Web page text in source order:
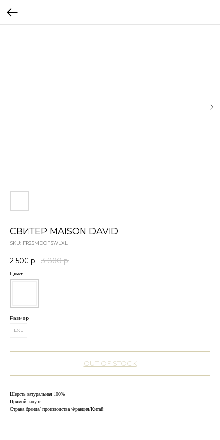
СВИТЕР MAISON DAVID
SKU: FR25MDOFSWLXL
2 500 р. 3 800 р.
Цвет
Размер
LXL
OUT OF STOCK
Шерсть натуральная 100%
Прямой силуэт
Страна бренда/ производства Франция/Китай